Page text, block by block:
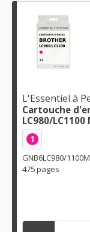
L'Essentiel à
Cartouche
LC980/
1
GNB6LC980/1100M
475 pages